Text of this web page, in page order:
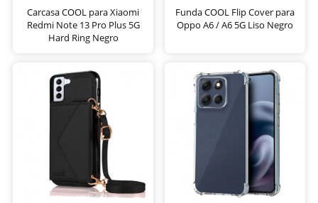
Carcasa COOL para Xiaomi
Redmi Note 13 Pro Plus 5G
Hard Ring Negro
Funda COOL Flip Cover para
Oppo A6 / A6 5G Liso Negro